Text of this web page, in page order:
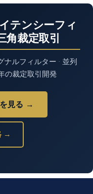
イテンシーフィ
裁定取引
ルフィルター · 並列
の裁定取引開発
見る →
→